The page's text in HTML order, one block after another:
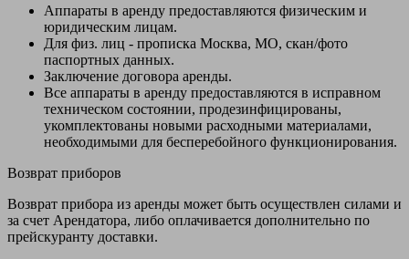
Аппараты в аренду предоставляются физическим и
юридическим лицам.
Для физ. лиц - прописка Москва, МО, скан/фото
паспортных данных.
Заключение договора аренды.
Все аппараты в аренду предоставляются в исправном
техническом состоянии, продезинфицированы,
укомплектованы новыми расходными материалами,
необходимыми для бесперебойного функционирования.
Возврат приборов
Возврат прибора из аренды может быть осуществлен силами и
за счет Арендатора, либо оплачивается дополнительно по
прейскуранту доставки.